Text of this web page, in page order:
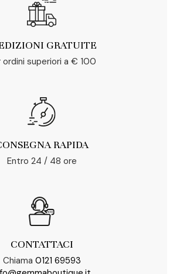
GRATUITE
ordini superiori a € 100
RAPIDA
Entro 24 / 48 ore
CONTATTACI
Chiama 0121 69593